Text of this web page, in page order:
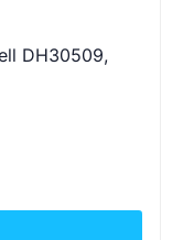
DH30509,